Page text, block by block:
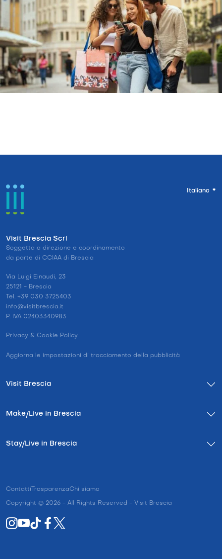
Italiano
Visit Brescia Scrl
Soggetta a direzione e coordinamento
da parte di CCIAA di Brescia
Via Luigi Einaudi, 23
25121 - Brescia
Tel. +39 030 3725403
info@visitbrescia.it
P. IVA 02403340983
Privacy & Cookie Policy
Aggiorna le impostazioni di tracciamento della pubblicità
Visit Brescia
Make/Live in Brescia
Stay/Live in Brescia
Contatti TrasparenzaChi siamo
Copyright © 2026 - All Rights Reserved - Visit Brescia